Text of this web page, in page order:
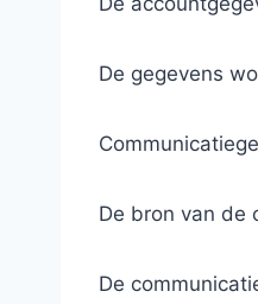
De gegevens
De bron van de
De